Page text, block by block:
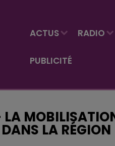
ACTUS RADIO
PUBLICITÉ
LA RÉGION